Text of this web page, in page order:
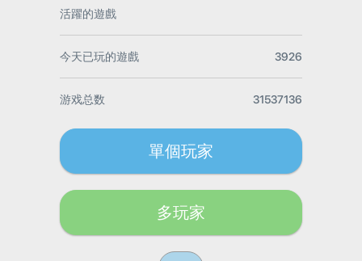
活躍的遊戲
今天已玩的遊戲 3926
游戏总数 31537136
單個玩家
多玩家